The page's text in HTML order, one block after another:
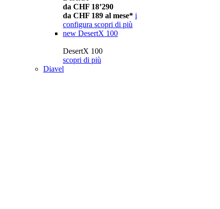
da CHF 18’290
da CHF 189 al mese* i
configura scopri di più
new DesertX 100
DesertX 100
scopri di più
Diavel